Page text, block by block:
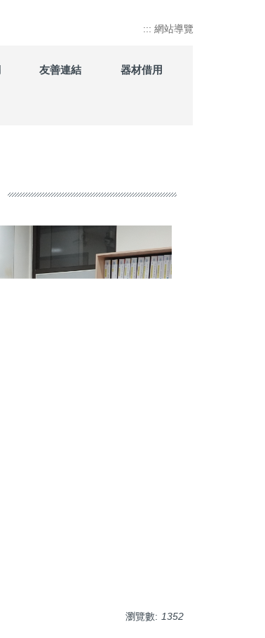
::: 網站導覽
友善連結 器材借用
瀏覽數: 1352